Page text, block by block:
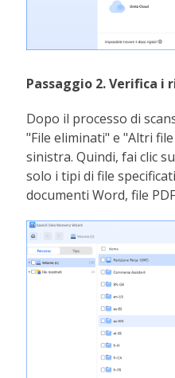
Passaggio 2. Verifica i
Dopo il processo di
"File eliminati" e "Altri
sinistra. Quindi, fai clic
solo i tipi di file
documenti Word, file